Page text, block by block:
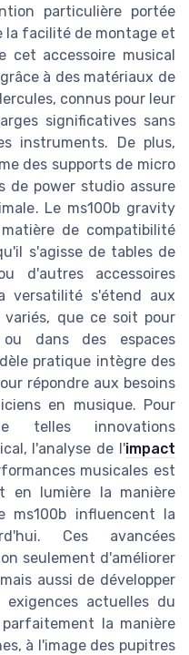
particulière portée
la facilité de montage et
cet accessoire musical
à des matériaux de
connus pour leur
significatives sans
instruments. De plus,
des supports de micro
de power studio assure
Le ms100b gravity
de compatibilité
s'agisse de tables de
d'autres accessoires
versatilité s'étend aux
variés, que ce soit pour
dans des espaces
pratique intègre des
répondre aux besoins
en musique. Pour
telles innovations
l'analyse de l'impact
musicales est
en lumière la manière
ms100b influencent la
Ces avancées
seulement d'améliorer
aussi de développer
actuelles du
la manière
à l'image des pupitres